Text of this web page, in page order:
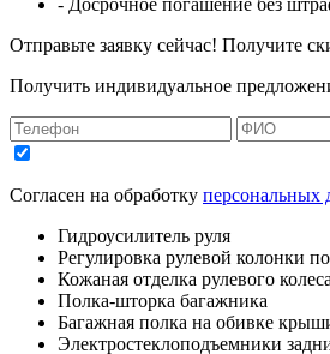
- Досрочное погашение без
Отправьте заявку сейчас! Получите
Получить индивидуальное
Согласен на обработку персональных
Гидроусилитель руля
Регулировка рулевой колонки
Кожаная отделка рулевого колеса
Полка-шторка багажника
Багажная полка на обивке
Электростеклоподъемники